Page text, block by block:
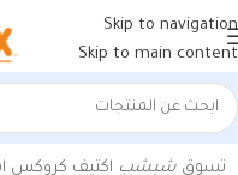
Skip to navigation
Skip to main content
الرئيسية/منتجات تحت
تسوق شبشب اكتيف كروكس